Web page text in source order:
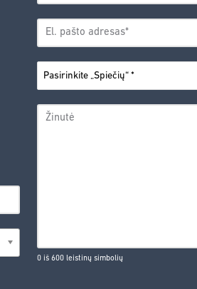
EL.
ADRESAS*
PASIRINKITE
„SPIEČIŲ“*
ŽINUTĖ
0 iš 600 leistinų simbolių